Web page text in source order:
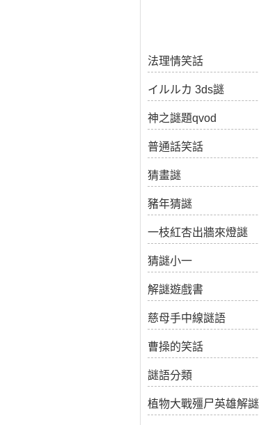
法理情笑話
イルルカ 3ds謎
神之謎題qvod
普通話笑話
猜畫謎
豬年猜謎
一枝紅杏出牆來燈謎
猜謎小一
解謎遊戲書
慈母手中線謎語
曹操的笑話
謎語分類
植物大戰殭尸英雄解謎